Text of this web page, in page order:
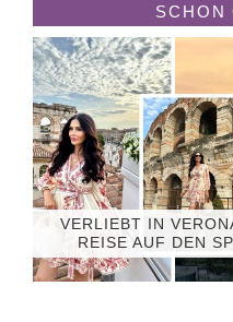
SCHON
VERLIEBT IN
REISE AUF DEN